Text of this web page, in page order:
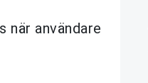
användare